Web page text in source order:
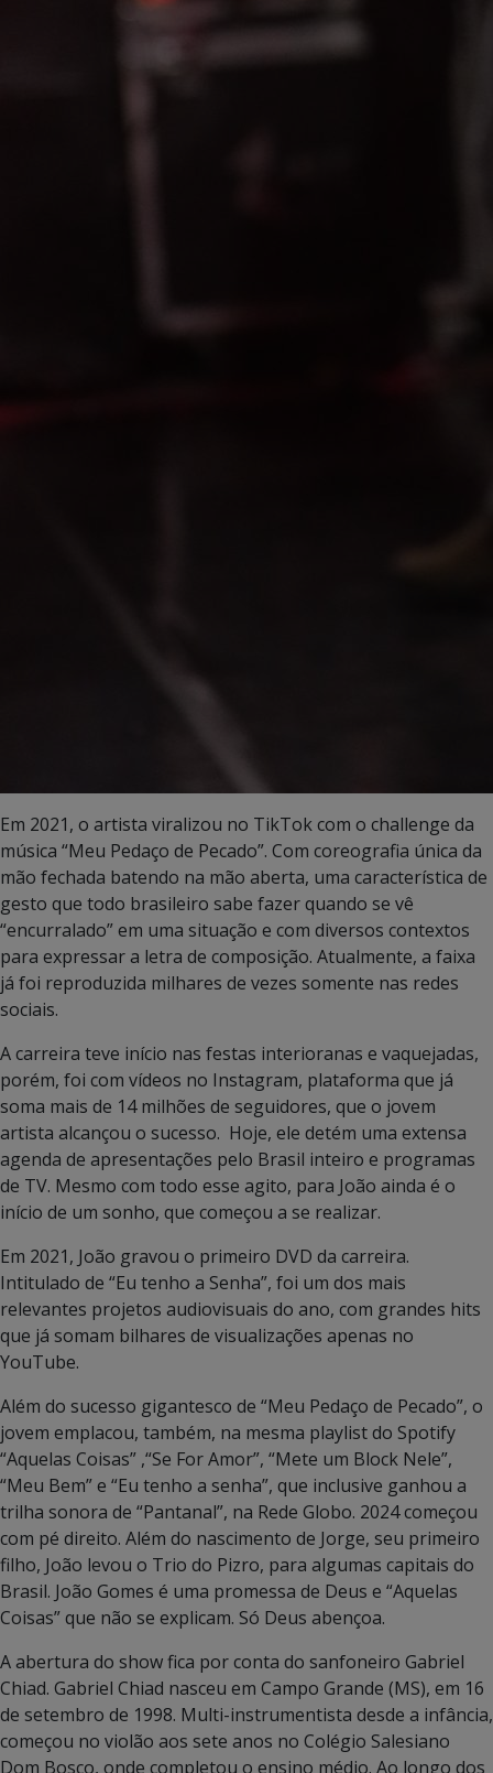
Em 2021, o artista viralizou no TikTok com o challenge da
música “Meu Pedaço de Pecado”. Com coreografia única da
mão fechada batendo na mão aberta, uma característica de
gesto que todo brasileiro sabe fazer quando se vê
“encurralado” em uma situação e com diversos contextos
para expressar a letra de composição. Atualmente, a faixa
já foi reproduzida milhares de vezes somente nas redes
sociais.
A carreira teve início nas festas interioranas e vaquejadas,
porém, foi com vídeos no Instagram, plataforma que já
soma mais de 14 milhões de seguidores, que o jovem
artista alcançou o sucesso. Hoje, ele detém uma extensa
agenda de apresentações pelo Brasil inteiro e programas
de TV. Mesmo com todo esse agito, para João ainda é o
início de um sonho, que começou a se realizar.
Em 2021, João gravou o primeiro DVD da carreira.
Intitulado de “Eu tenho a Senha”, foi um dos mais
relevantes projetos audiovisuais do ano, com grandes hits
que já somam bilhares de visualizações apenas no
YouTube.
Além do sucesso gigantesco de “Meu Pedaço de Pecado”, o
jovem emplacou, também, na mesma playlist do Spotify
“Aquelas Coisas” ,“Se For Amor”, “Mete um Block Nele”,
“Meu Bem” e “Eu tenho a senha”, que inclusive ganhou a
trilha sonora de “Pantanal”, na Rede Globo. 2024 começou
com pé direito. Além do nascimento de Jorge, seu primeiro
filho, João levou o Trio do Pizro, para algumas capitais do
Brasil. João Gomes é uma promessa de Deus e “Aquelas
Coisas” que não se explicam. Só Deus abençoa.
A abertura do show fica por conta do sanfoneiro Gabriel
Chiad. Gabriel Chiad nasceu em Campo Grande (MS), em 16
de setembro de 1998. Multi-instrumentista desde a infância,
começou no violão aos sete anos no Colégio Salesiano
Dom Bosco, onde completou o ensino médio. Ao longo dos